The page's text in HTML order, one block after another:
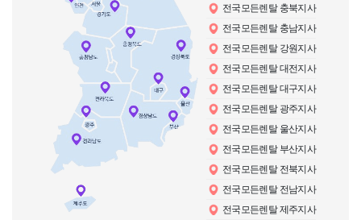
전국모든렌탈 충북지사
전국모든렌탈 충남지사
전국모든렌탈 강원지사
전국모든렌탈 대전지사
전국모든렌탈 대구지사
전국모든렌탈 광주지사
전국모든렌탈 울산지사
전국모든렌탈 부산지사
전국모든렌탈 전북지사
전국모든렌탈 전남지사
전국모든렌탈 제주지사